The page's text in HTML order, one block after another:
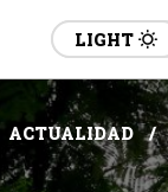
LIGHT
ACTUALIDAD